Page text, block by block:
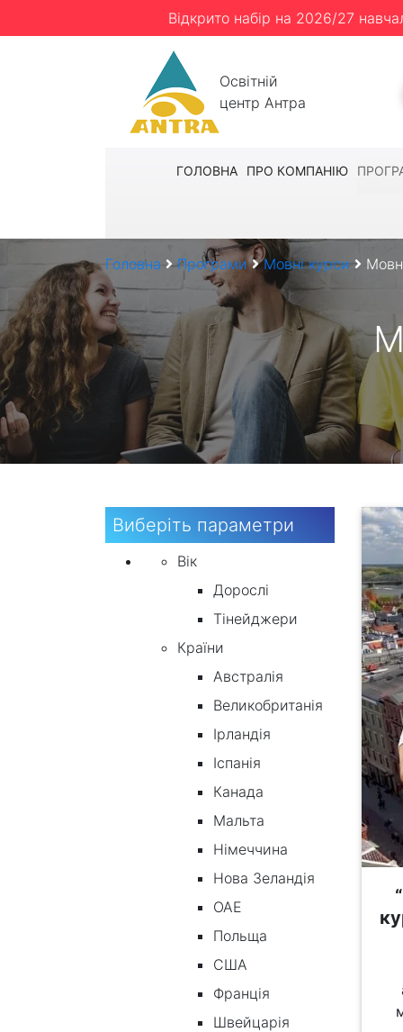
Відкрито набір на 2026/27
Освітній
центр Антра
ГОЛОВНА ПРО КОМПАНІЮ
Головна Програми Мовні курси
Виберіть параметри
Вік
Дорослі
Тінейджери
Країни
Австралія
Великобританія
Ірландія
Іспанія
Канада
Мальта
Німеччина
Нова Зеландія
ОАЕ
Польща
США
Франція
Швейцарія